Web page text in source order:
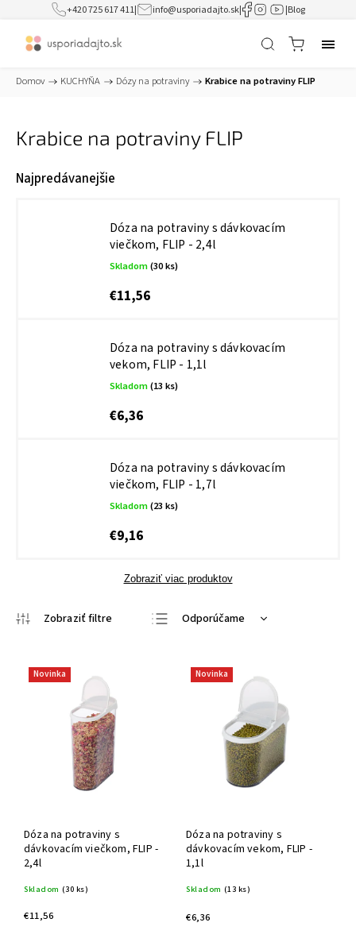
+420 725 617 411| info@usporiadajto.sk| |Blog
Domov / KUCHYŇA / Dózy na potraviny / Krabice na potraviny FLIP
Krabice na potraviny FLIP
Najpredávanejšie
Dóza na potraviny s dávkovacím
viečkom, FLIP - 2,4l
Skladom(30 ks)
€11,56
Dóza na potraviny s dávkovacím
vekom, FLIP - 1,1l
Skladom(13 ks)
€6,36
Dóza na potraviny s dávkovacím
viečkom, FLIP - 1,7l
Skladom(23 ks)
€9,16
Zobraziť viac produktov
Odporúčame
Najdrahšie
Najpredávanejšie
Abecedne
Novinka
Dóza na potraviny s
dávkovacím viečkom, FLIP -
2,4l
Skladom (30 ks)
€11,56
Novinka
Dóza na potraviny s
dávkovacím vekom, FLIP -
1,1l
Skladom (13 ks)
€6,36